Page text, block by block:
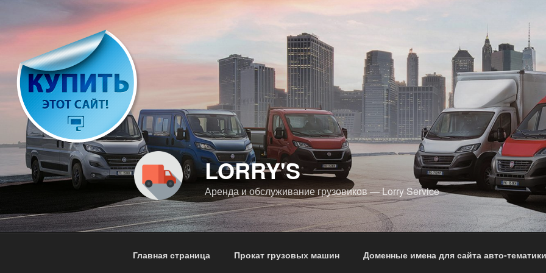
содержимому
LORRY'S
Аренда и обслуживание грузовиков — Lorry Service
Главная страница Прокат грузовых машин Доменные имена для сайта авто-тематики